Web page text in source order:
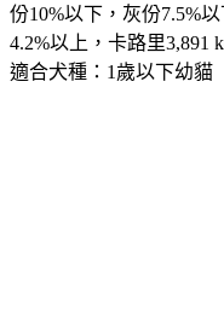
份10%以下，灰份7.5%
4.2%以上，卡路里3,891
適合犬種：1歲以下幼貓